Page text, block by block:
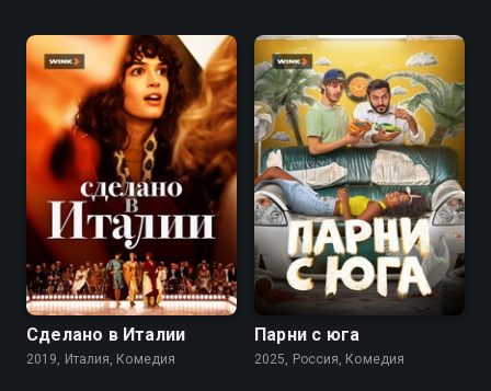
8.2 7.6
Сделано в Италии
2019, Италия, Комедия
5.6
Парни с юга
2025, Россия, Комедия